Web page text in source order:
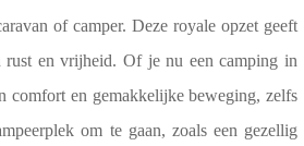
of camper. Deze royale opzet geeft
rust en vrijheid. Of je nu een camping in
comfort en gemakkelijke beweging, zelfs
om te gaan, zoals een gezellig